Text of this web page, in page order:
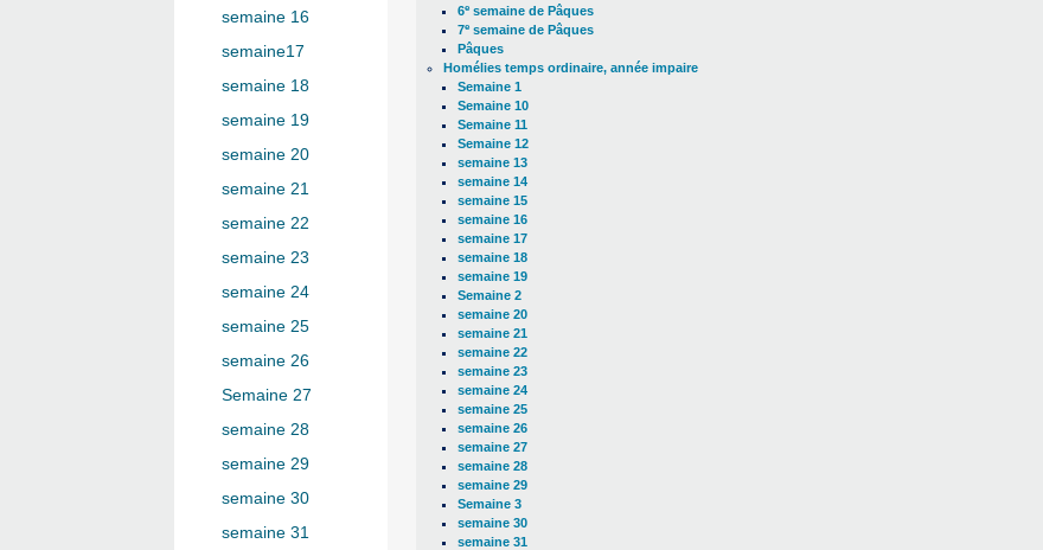
6e semaine de Pâques
7e semaine de Pâques
Pâques
Homélies temps ordinaire, année impaire
Semaine 1
Semaine 10
Semaine 11
Semaine 12
semaine 13
semaine 14
semaine 15
semaine 16
semaine 17
semaine 18
semaine 19
Semaine 2
semaine 20
semaine 21
semaine 22
semaine 23
semaine 24
semaine 25
semaine 26
semaine 27
semaine 28
semaine 29
Semaine 3
semaine 30
semaine 31
semaine 16
semaine17
semaine 18
semaine 19
semaine 20
semaine 21
semaine 22
semaine 23
semaine 24
semaine 25
semaine 26
Semaine 27
semaine 28
semaine 29
semaine 30
semaine 31